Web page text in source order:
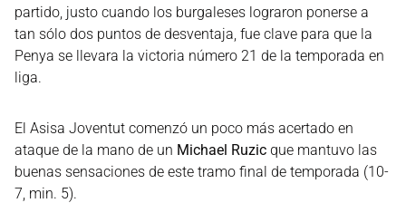
partido, justo cuando los burgaleses lograron ponerse a
tan sólo dos puntos de desventaja, fue clave para que la
Penya se llevara la victoria número 21 de la temporada en
liga.
El Asisa Joventut comenzó un poco más acertado en
ataque de la mano de un Michael Ruzic que mantuvo las
buenas sensaciones de este tramo final de temporada (10-
7, min. 5).